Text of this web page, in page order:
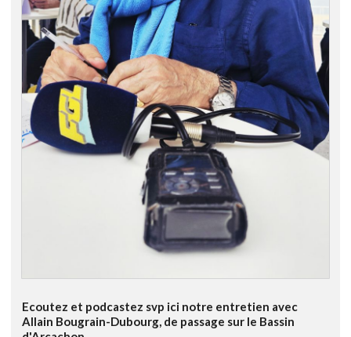
Ecoutez et podcastez svp ici notre entretien avec
Allain Bougrain-Dubourg, de passage sur le Bassin